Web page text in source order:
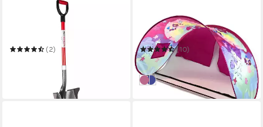
ROOT SLAYER®
Schaufel Radius Root
Assassin Gartenschaufel
(2)
49,99 €
in 5-6 Werktagen bei dir
Betttunnel Sleepfun Tent®
Bettzelt
(10)
24,99 €
in 5-6 Werktagen bei dir
pinkblau